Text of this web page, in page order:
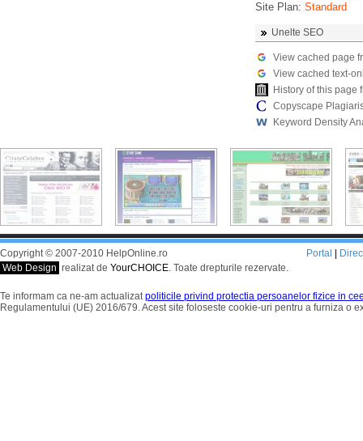
Site Plan: Standard
Unelte SEO
View cached page
View cached text-
History of this page
Copyscape
Keyword Density
Copyright © 2007-2010 HelpOnline.ro
Web Design realizat de YourCHOICE. Toate drepturile rezervate.
Portal
Te informam ca ne-am actualizatpoliticile privind protectia persoanelor fizice in
Regulamentului (UE) 2016/679. Acest site foloseste cookie-uri pentru a furniza o